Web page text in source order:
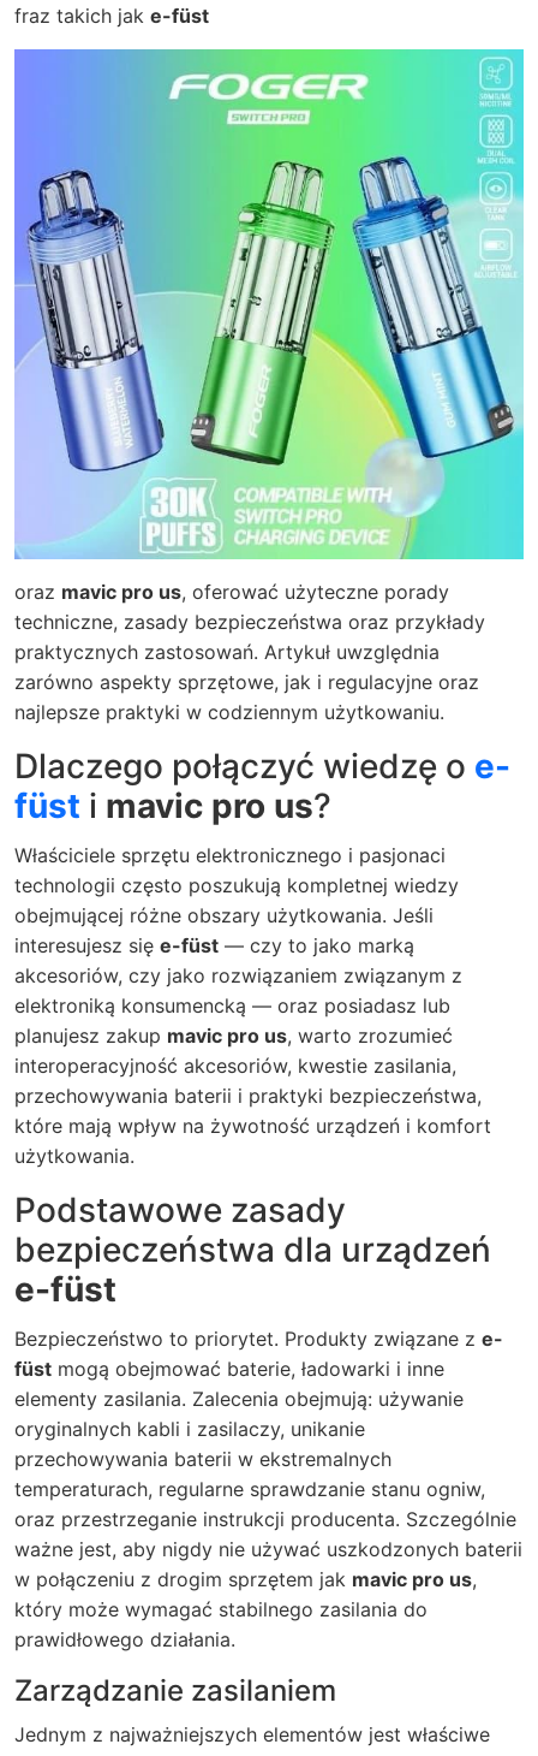
fraz takich jak e-füst
oraz mavic pro us, oferować użyteczne porady
techniczne, zasady bezpieczeństwa oraz przykłady
praktycznych zastosowań. Artykuł uwzględnia
zarówno aspekty sprzętowe, jak i regulacyjne oraz
najlepsze praktyki w codziennym użytkowaniu.
Dlaczego połączyć wiedzę o e-
füst i mavic pro us?
Właściciele sprzętu elektronicznego i pasjonaci
technologii często poszukują kompletnej wiedzy
obejmującej różne obszary użytkowania. Jeśli
interesujesz się e-füst — czy to jako marką
akcesoriów, czy jako rozwiązaniem związanym z
elektroniką konsumencką — oraz posiadasz lub
planujesz zakup mavic pro us, warto zrozumieć
interoperacyjność akcesoriów, kwestie zasilania,
przechowywania baterii i praktyki bezpieczeństwa,
które mają wpływ na żywotność urządzeń i komfort
użytkowania.
Podstawowe zasady
bezpieczeństwa dla urządzeń
e-füst
Bezpieczeństwo to priorytet. Produkty związane z e-
füst mogą obejmować baterie, ładowarki i inne
elementy zasilania. Zalecenia obejmują: używanie
oryginalnych kabli i zasilaczy, unikanie
przechowywania baterii w ekstremalnych
temperaturach, regularne sprawdzanie stanu ogniw,
oraz przestrzeganie instrukcji producenta. Szczególnie
ważne jest, aby nigdy nie używać uszkodzonych baterii
w połączeniu z drogim sprzętem jak mavic pro us,
który może wymagać stabilnego zasilania do
prawidłowego działania.
Zarządzanie zasilaniem
Jednym z najważniejszych elementów jest właściwe